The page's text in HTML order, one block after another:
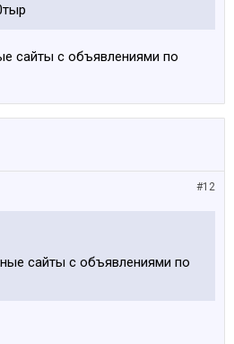
сайты с объявлениями по
#12
сайты с объявлениями по